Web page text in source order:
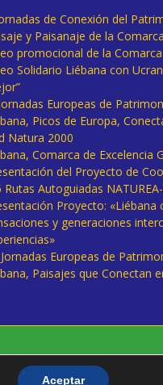
de Conexión del
y Paisanaje de la
promocional de la
Solidario Liébana con
Europeas de
Picos de Europa,
Natura 2000
Comarca de Excelencia
del Proyecto de
Rutas Autoguiadas
Proyecto: «Liébana
y generaciones
Europeas de
Paisajes que Conectan
Aceptar